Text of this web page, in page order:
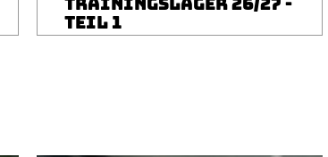
TRAININGSLAGER 26/27 -
TEIL 1